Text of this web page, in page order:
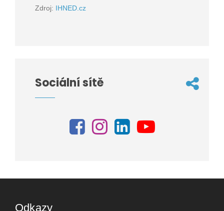
Zdroj: IHNED.cz
Sociální sítě
Odkazy